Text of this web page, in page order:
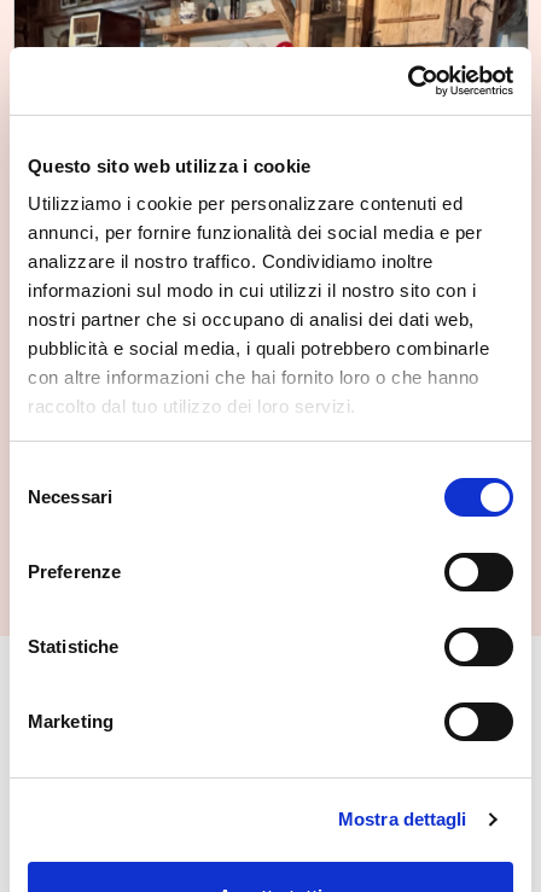
Questo sito web utilizza i cookie
Utilizziamo i cookie per personalizzare contenuti ed
annunci, per fornire funzionalità dei social media e per
analizzare il nostro traffico. Condividiamo inoltre
informazioni sul modo in cui utilizzi il nostro sito con i
nostri partner che si occupano di analisi dei dati web,
pubblicità e social media, i quali potrebbero combinarle
con altre informazioni che hai fornito loro o che hanno
raccolto dal tuo utilizzo dei loro servizi.
delNecessari
Preferenze
Statistiche
Marketing
Mostra dettagli
🏘️ Scopri il comune di
Rasura